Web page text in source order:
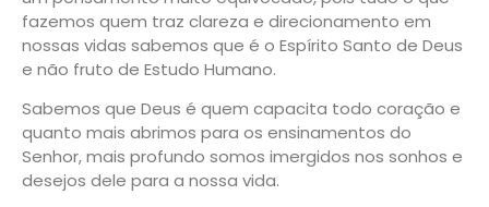
fazemos quem traz clareza e direcionamento em
nossas vidas sabemos que é o Espírito Santo de Deus
e não fruto de Estudo Humano.
Sabemos que Deus é quem capacita todo coração e
quanto mais abrimos para os ensinamentos do
Senhor, mais profundo somos imergidos nos sonhos e
desejos dele para a nossa vida.